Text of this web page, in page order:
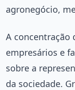
agronegócio,
A concentração
empresários e
sobre a
da sociedade.